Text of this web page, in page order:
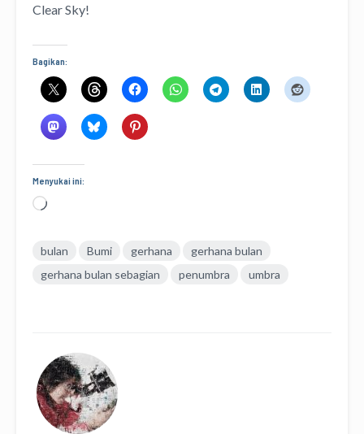
Clear Sky!
Bagikan:
Menyukai ini:
Memuat...
bulan Bumi gerhana
gerhana bulan
gerhana bulan sebagian
penumbra umbra